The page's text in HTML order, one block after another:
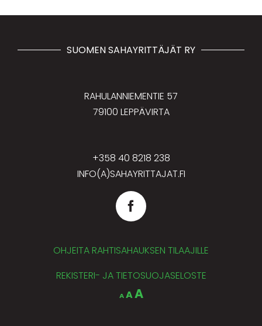
SUOMEN SAHAYRITTÄJÄT RY
RAHULANNIEMENTIE 57
79100 LEPPÄVIRTA
+358 40 8218 238
INFO(A)SAHAYRITTAJAT.FI
OHJEITA RAHTISAHAUKSEN TILAAJILLE
REKISTERI- JA TIETOSUOJASELOSTE
A
Decrease
font
A Reset
AIncrease